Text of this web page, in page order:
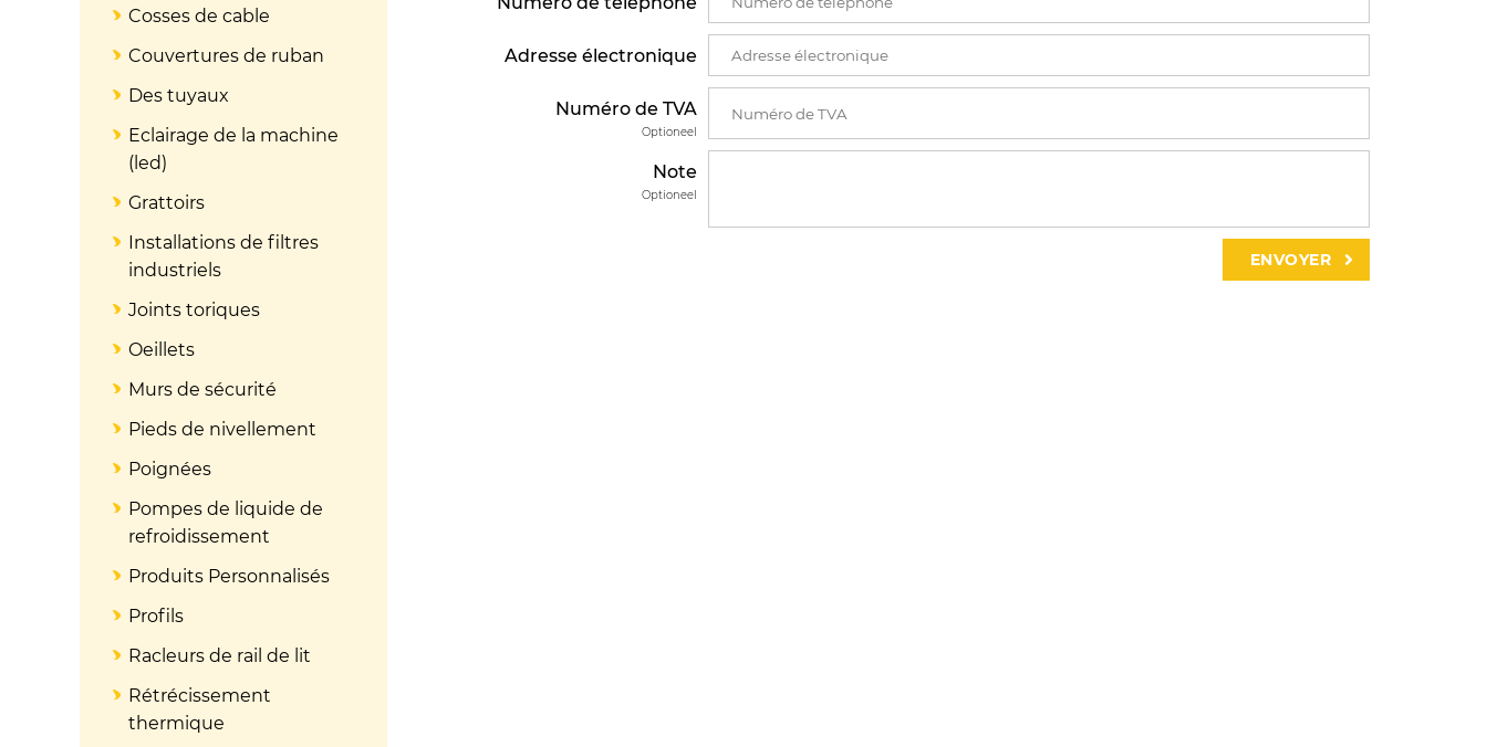
Adresse électronique
Numéro de TVA
Optioneel
Note
Optioneel
Cosses de cable
Couvertures de ruban
Des tuyaux
Eclairage de la machine
(led)
Grattoirs
Installations de filtres
industriels
Joints toriques
Oeillets
Murs de sécurité
Pieds de nivellement
Poignées
Pompes de liquide de
refroidissement
Produits Personnalisés
Profils
Racleurs de rail de lit
Rétrécissement
thermique